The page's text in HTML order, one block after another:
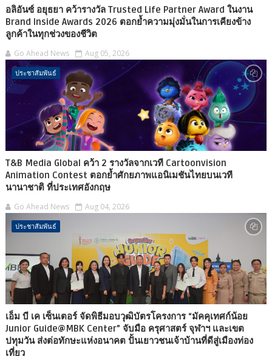
อลิอันซ์ อยุธยา คว้ารางวัล Trusted Life Partner Award ในงาน
Brand Inside Awards 2026 ตอกย้ำความมุ่งมั่นในการเคียงข้าง
ลูกค้าในทุกช่วงของชีวิต
Go Ahead News Aug 05, 2026
ประชาสัมพันธ์
T&B Media Global คว้า 2 รางวัลจากเวที Cartoonvision
Animation Contest ตอกย้ำศักยภาพแอนิเมชันไทยบนเวที
นานาชาติ ที่ประเทศอังกฤษ
Go Ahead News Aug 04, 2026
ประชาสัมพันธ์
เอ็ม บี เค เซ็นเตอร์ จัดพิธีมอบวุฒิบัตรโครงการ “มัคคุเทศก์น้อย
Junior Guide@MBK Center” จับมือ ครุศาสตร์ จุฬาฯ และเขต
ปทุมวัน ส่งต่อทักษะแห่งอนาคต ปั้นเยาวชนเจ้าบ้านที่ดีสู่เมืองท่อง
เที่ยว